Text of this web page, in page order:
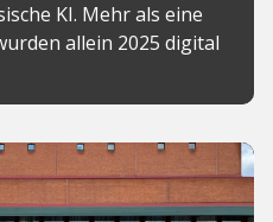
KI. Mehr als eine
allein 2025 digital